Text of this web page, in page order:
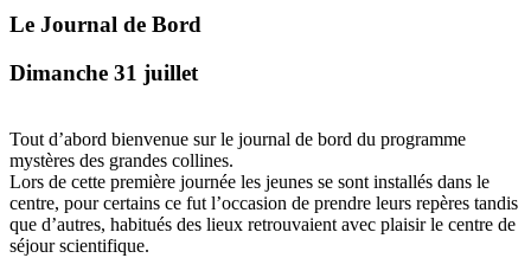
Le Journal de Bord
Dimanche 31 juillet
Tout d’abord bienvenue sur le journal de bord du programme
mystères des grandes collines.
Lors de cette première journée les jeunes se sont installés dans le
centre, pour certains ce fut l’occasion de prendre leurs repères tandis
que d’autres, habitués des lieux retrouvaient avec plaisir le centre de
séjour scientifique.